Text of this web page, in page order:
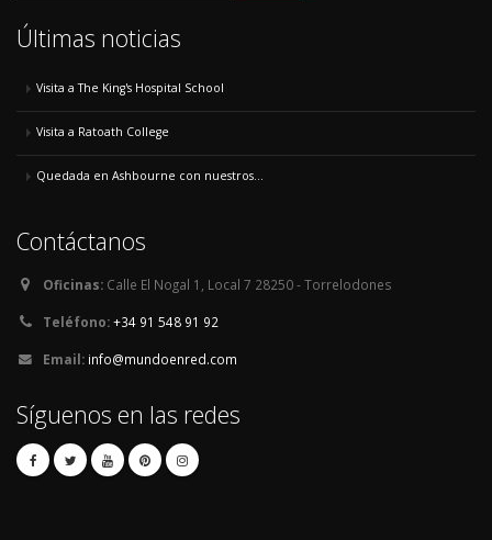
Últimas noticias
Visita a The King's Hospital School
Visita a Ratoath College
Quedada en Ashbourne con nuestros...
Contáctanos
Oficinas: Calle El Nogal 1, Local 7 28250 - Torrelodones
Teléfono:+34 91 548 91 92
Email: info@mundoenred.com
Síguenos en las redes